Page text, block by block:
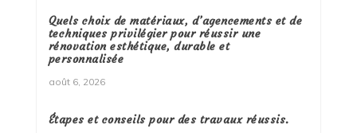
Quels choix de matériaux, d’agencements et de
techniques privilégier pour réussir une
rénovation esthétique, durable et
personnalisée
août 6, 2026
Étapes et conseils pour des travaux réussis.